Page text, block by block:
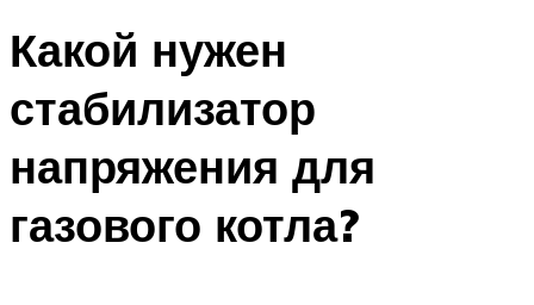
Какой нужен
стабилизатор
напряжения для
газового котла?